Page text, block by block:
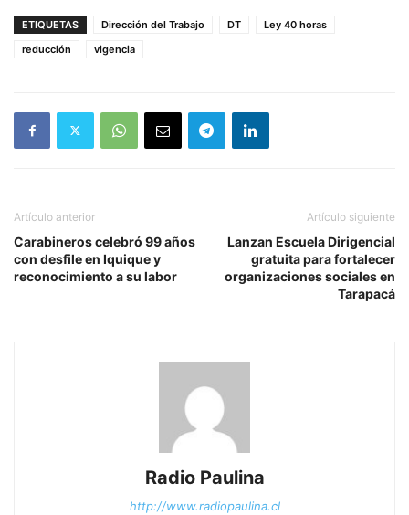
ETIQUETAS Dirección del Trabajo DT
Ley 40 horas
reducción
vigencia
Artículo anterior
Carabineros celebró 99 años
con desfile en Iquique y
reconocimiento a su labor
Artículo siguiente
Lanzan Escuela Dirigencial
gratuita para fortalecer
organizaciones sociales en
Tarapacá
Radio Paulina
http://www.radiopaulina.cl